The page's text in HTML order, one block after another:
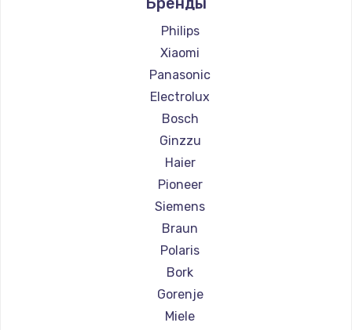
Ремонт парогенераторов DELTA
Ремонт парогенераторов Silter
Ремонт парогенераторов Chayka
Ремонт парогенераторов Beko
Ремонт парогенераторов Vivitek
Ремонт парогенераторов RED solution
Philips
Xiaomi
Panasonic
Electrolux
Bosch
Ginzzu
Haier
Pioneer
Siemens
Braun
Polaris
Bork
Gorenje
Miele